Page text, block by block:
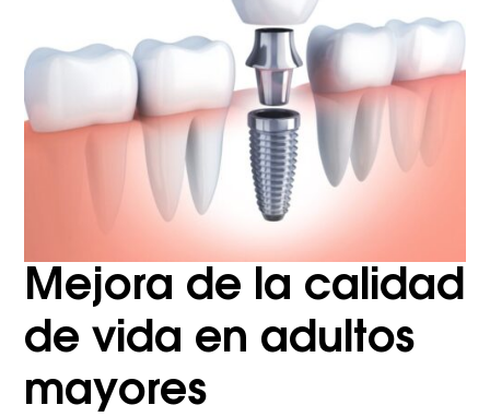
Mejora de la calidad
de vida en adultos
mayores